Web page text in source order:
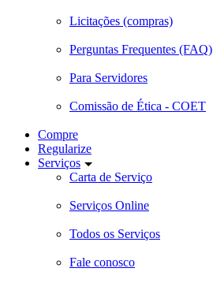
Licitações (compras)
Perguntas Frequentes (FAQ)
Para Servidores
Comissão de Ética - COET
Compre
Regularize
Serviços
Carta de Serviço
Serviços Online
Todos os Serviços
Fale conosco